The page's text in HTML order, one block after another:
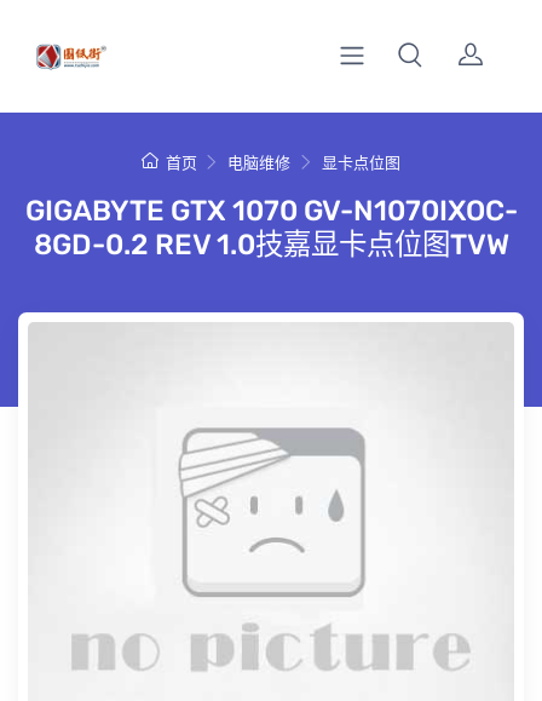
首页 电脑维修 显卡点位图
GIGABYTE GTX 1070 GV-N1070IXOC-
8GD-0.2 REV 1.0技嘉显卡点位图TVW